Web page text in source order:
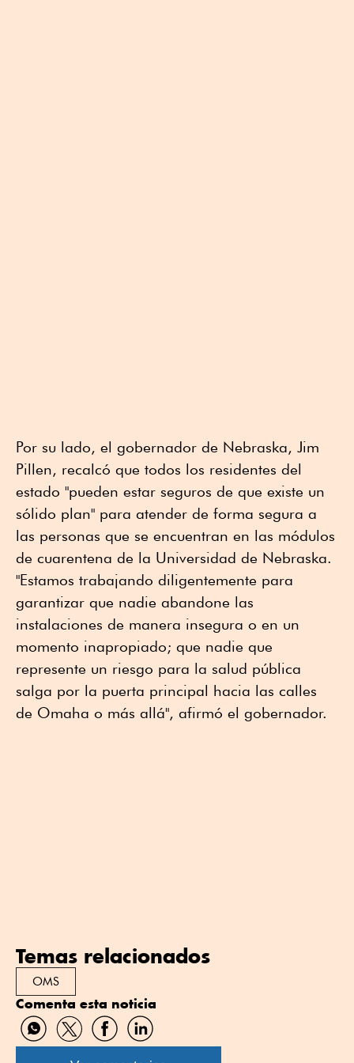
Por su lado, el gobernador de Nebraska, Jim
Pillen, recalcó que todos los residentes del
estado "pueden estar seguros de que existe un
sólido plan" para atender de forma segura a
las personas que se encuentran en las módulos
de cuarentena de la Universidad de Nebraska.
"Estamos trabajando diligentemente para
garantizar que nadie abandone las
instalaciones de manera insegura o en un
momento inapropiado; que nadie que
represente un riesgo para la salud pública
salga por la puerta principal hacia las calles
de Omaha o más allá", afirmó el gobernador.
Temas relacionados
OMS
Comenta esta noticia
Compartir
por
Compartir
por
Compartir
por
Compartir
por